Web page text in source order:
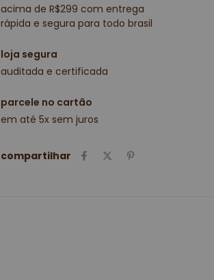
acima de R$299 com entrega
rápida e segura para todo brasil
loja segura
auditada e certificada
parcele no cartão
em até 5x sem juros
compartilhar